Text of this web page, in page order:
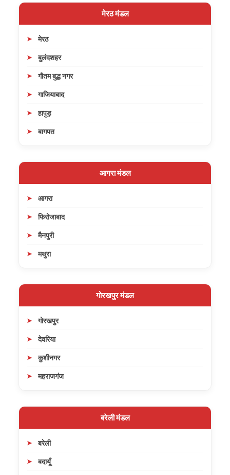
मेरठ मंडल
मेरठ
बुलंदशहर
गौतम बुद्ध नगर
गाजियाबाद
हापुड़
बागपत
आगरा मंडल
आगरा
फिरोजाबाद
मैनपुरी
मथुरा
गोरखपुर मंडल
गोरखपुर
देवरिया
कुशीनगर
महराजगंज
बरेली मंडल
बरेली
बदायूँ